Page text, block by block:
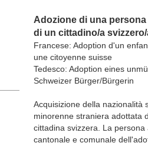
Adozione di una
di un cittadino/a
Francese: Adoption d'un
une citoyenne suisse
Tedesco: Adoption eines
Schweizer Bürger/Bürgerin
Acquisizione della nazionalità
minorenne straniera adottata
cittadina svizzera. La
cantonale e comunale